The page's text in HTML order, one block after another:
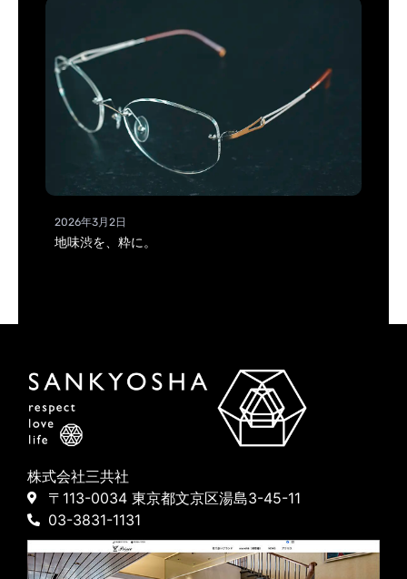
2026年3月2日
地味渋を、粋に。
株式会社三共社
〒113-0034 東京都文京区湯島3-45-11
03-3831-1131